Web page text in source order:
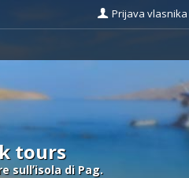
Prijava vlasnika
tours
sullʼisola di Pag.